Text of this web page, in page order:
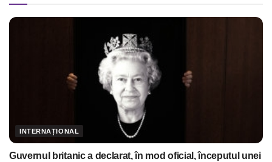
INTERNAȚIONAL
Guvernul britanic a declarat, în mod oficial, începutul unei